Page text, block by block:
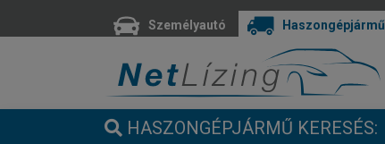
Személyautó Haszongépjármű
HASZONGÉPJÁRMŰ KERESÉS: